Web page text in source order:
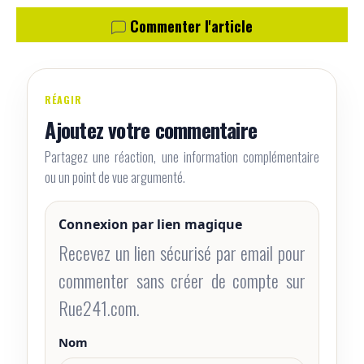
Commenter l'article
RÉAGIR
Ajoutez votre commentaire
Partagez une réaction, une information complémentaire
ou un point de vue argumenté.
Connexion par lien magique
Recevez un lien sécurisé par email pour
commenter sans créer de compte sur
Rue241.com.
Nom